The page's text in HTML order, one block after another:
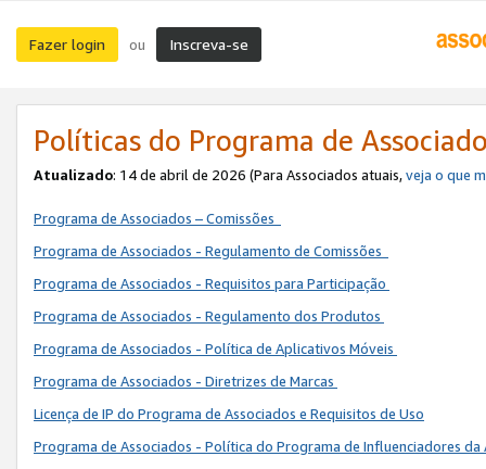
Fazer login ou Inscreva-se
Políticas do Programa de
Atualizado: 14 de abril de 2026 (Para Associados atuais,veja o que
Programa de Associados – Comissões
Programa de Associados - Regulamento de Comissões
Programa de Associados - Requisitos para Participação
Programa de Associados - Regulamento dos Produtos
Programa de Associados - Política de Aplicativos Móveis
Programa de Associados - Diretrizes de Marcas
Licença de IP do Programa de Associados e Requisitos de Uso
Programa de Associados - Política do Programa de Influenciadores